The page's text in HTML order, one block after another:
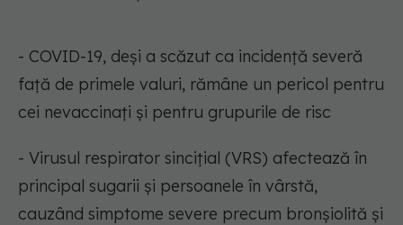
- COVID-19, deși a scăzut ca incidență severă
față de primele valuri, rămâne un pericol pentru
cei nevaccinați și pentru grupurile de risc
- Virusul respirator sincițial (VRS) afectează în
principal sugarii și persoanele în vârstă,
cauzând simptome severe precum bronșiolită și